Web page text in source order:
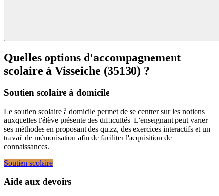
Quelles options d'accompagnement
scolaire à Visseiche (35130) ?
Soutien scolaire à domicile
Le soutien scolaire à domicile permet de se centrer sur les notions
auxquelles l'élève présente des difficultés. L'enseignant peut varier
ses méthodes en proposant des quizz, des exercices interactifs et un
travail de mémorisation afin de faciliter l'acquisition de
connaissances.
Soutien scolaire
Aide aux devoirs